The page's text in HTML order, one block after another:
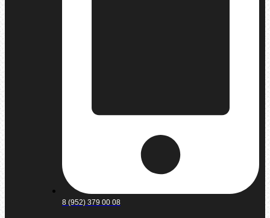
8 (952) 379 00 08